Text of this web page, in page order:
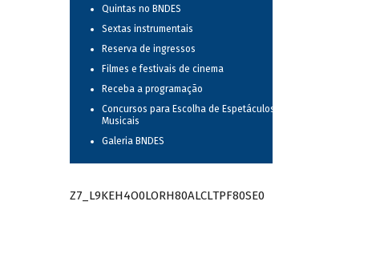
Quintas no BNDES
Sextas instrumentais
Reserva de ingressos
Filmes e festivais de cinema
Receba a programação
Concursos para Escolha de Espetáculos
Musicais
Galeria BNDES
Z7_L9KEH4O0LORH80ALCLTPF80SE0